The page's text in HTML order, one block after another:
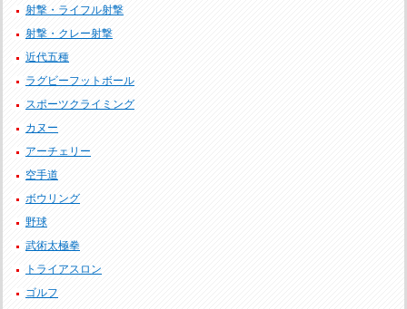
射撃・ライフル射撃
射撃・クレー射撃
近代五種
ラグビーフットボール
スポーツクライミング
カヌー
アーチェリー
空手道
ボウリング
野球
武術太極拳
トライアスロン
ゴルフ